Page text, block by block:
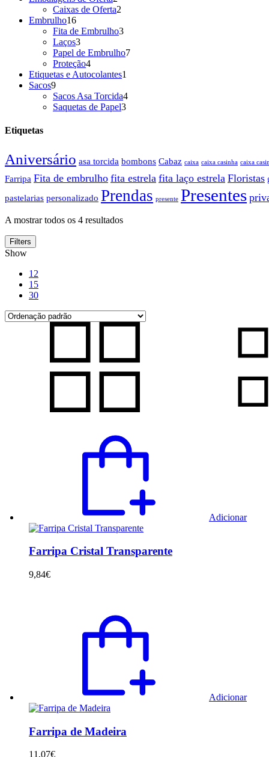
produtos
Caixas de Oferta2
Embrulho1616
produtos
Fita de Embrulho33
Laços33
produtos
Papel de Embrulho77
Proteção44
produtos
Etiquetas e Autocolantes1
Sacos99
produtos
Sacos Asa Torcida44
Saquetas de Papel33
Etiquetas
Aniversário asa torcida bombons Cabaz caixa caixa casinha caixa
Farripa Fita de embrulho fita estrela fita laço estrela Floristas
pastelarias personalizado Prendas presente Presentes
A mostrar todos os 4 resultados
Filters
Show
12
15
30
Adicionar
Farripa Cristal Transparente
9,84€
Adicionar
Farripa de Madeira
11,07€